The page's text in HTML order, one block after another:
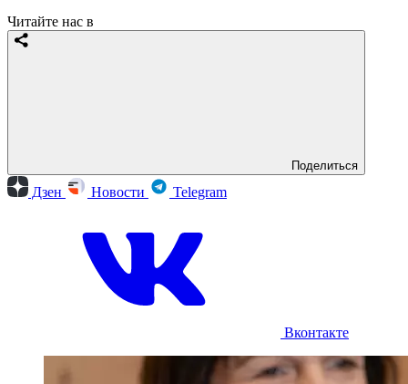
Читайте нас в
Поделиться
Дзен Новости Telegram
Вконтакте